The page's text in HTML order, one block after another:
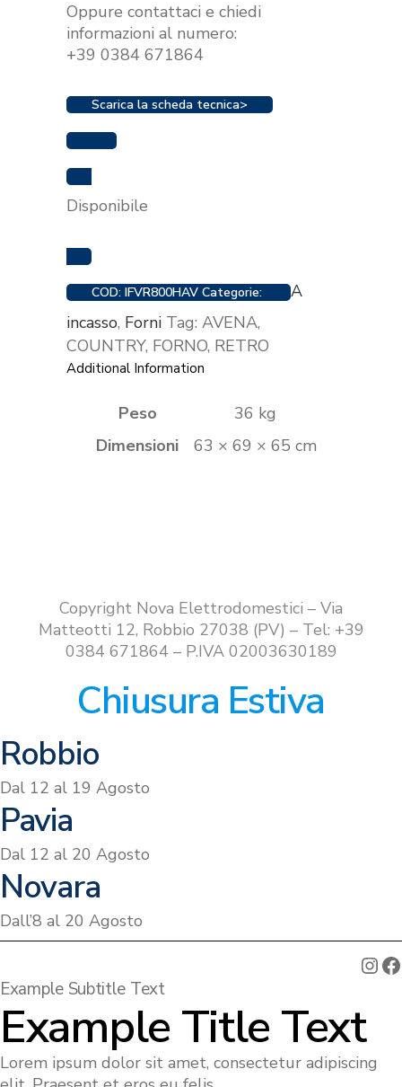
Oppure contattaci e chiedi
informazioni al numero:
+39 0384 671864
Scarica la scheda tecnica>
Disponibile
COD: IFVR800HAV Categorie:
A
incasso, Forni Tag: AVENA,
COUNTRY, FORNO, RETRO
Additional Information
Peso
36 kg
Dimensioni
63 × 69 × 65 cm
Copyright Nova Elettrodomestici – Via
Matteotti 12, Robbio 27038 (PV) – Tel: +39
0384 671864 – P.IVA 02003630189
Chiusura Estiva
Robbio
Dal 12 al 19 Agosto
Pavia
Dal 12 al 20 Agosto
Novara
Dall’8 al 20 Agosto
Example Subtitle Text
Example Title Text
Lorem ipsum dolor sit amet, consectetur adipiscing